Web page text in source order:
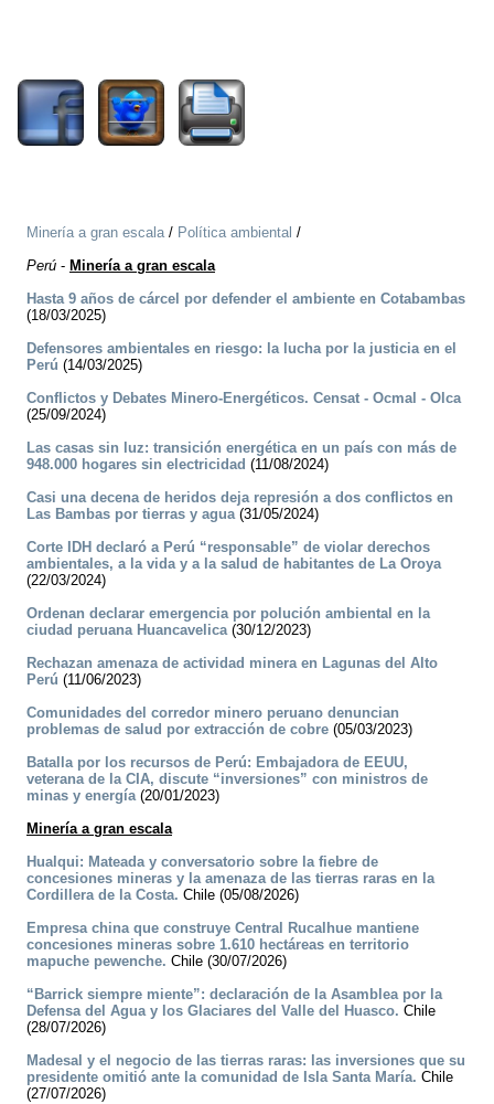
Minería a gran escala/ Política ambiental /
Perú - Minería a gran escala
Hasta 9 años de cárcel por defender el ambiente en Cotabambas
(18/03/2025)
Defensores ambientales en riesgo: la lucha por la justicia en el
Perú (14/03/2025)
Conflictos y Debates Minero-Energéticos. Censat - Ocmal - Olca
(25/09/2024)
Las casas sin luz: transición energética en un país con más de
948.000 hogares sin electricidad (11/08/2024)
Casi una decena de heridos deja represión a dos conflictos en
Las Bambas por tierras y agua(31/05/2024)
Corte IDH declaró a Perú “responsable” de violar derechos
ambientales, a la vida y a la salud de habitantes de La Oroya
(22/03/2024)
Ordenan declarar emergencia por polución ambiental en la
ciudad peruana Huancavelica(30/12/2023)
Rechazan amenaza de actividad minera en Lagunas del Alto
Perú (11/06/2023)
Comunidades del corredor minero peruano denuncian
problemas de salud por extracción de cobre (05/03/2023)
Batalla por los recursos de Perú: Embajadora de EEUU,
veterana de la CIA, discute “inversiones” con ministros de
minas y energía(20/01/2023)
Minería a gran escala
Hualqui: Mateada y conversatorio sobre la fiebre de
concesiones mineras y la amenaza de las tierras raras en la
Cordillera de la Costa. Chile (05/08/2026)
Empresa china que construye Central Rucalhue mantiene
concesiones mineras sobre 1.610 hectáreas en territorio
mapuche pewenche. Chile (30/07/2026)
“Barrick siempre miente”: declaración de la Asamblea por la
Defensa del Agua y los Glaciares del Valle del Huasco. Chile
(28/07/2026)
Madesal y el negocio de las tierras raras: las inversiones que su
presidente omitió ante la comunidad de Isla Santa María. Chile
(27/07/2026)